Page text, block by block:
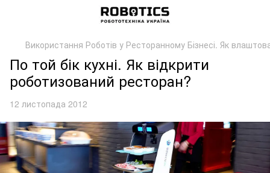
Використання Роботів у Ресторанному Бізнесі. Як
По той бік кухні. Як відкрити
роботизований ресторан?
12 листопада 2012